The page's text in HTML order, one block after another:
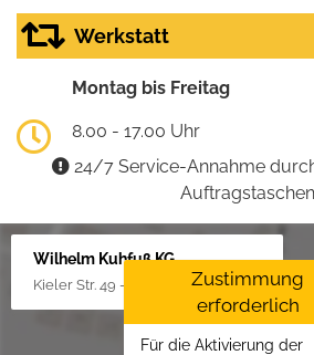
Werkstatt
Montag bis Freitag
8.00 - 17.00 Uhr
24/7 Service-Annahme
Auftragstaschen
Wilhelm Kuhfuß KG
Kieler Str. 49 - 51, 25451 Quickborn
Zustimmung
erforderlich
Für die Aktivierung der